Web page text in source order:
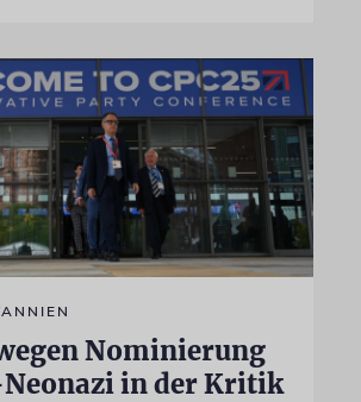
Nominierung
in der Kritik